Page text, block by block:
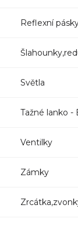
Reflexní
Světla
Tažné lanko -
Ventilky
Zámky